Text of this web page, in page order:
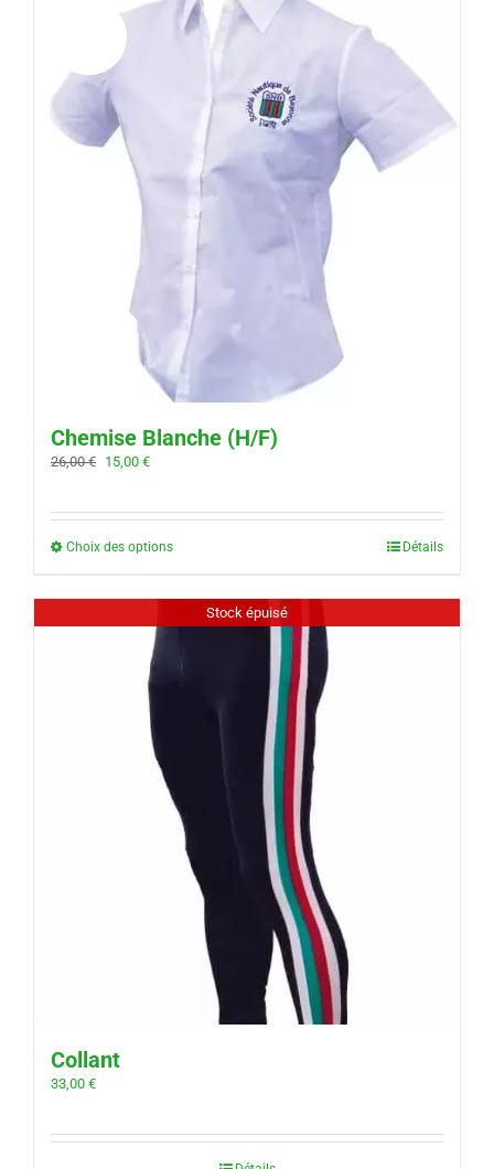
Chemise Blanche (H/F)
26,00€ Le
était :
26,00 €.
15,00 €Le
est :
15,00 €.
Choix des options Détails
Stock épuisé
Collant
33,00 €